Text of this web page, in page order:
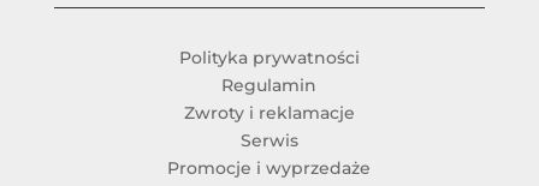
Polityka prywatności
Regulamin
Zwroty i reklamacje
Serwis
Promocje i wyprzedaże